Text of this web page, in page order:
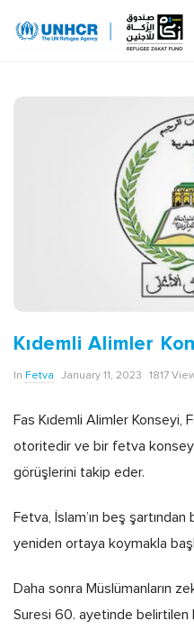
Z
o
g
Kıdemli Alimler
In Fetva January 11, 2023 1817
Fas Kıdemli Alimler Konseyi,
otoritedir ve bir fetva
görüşlerini takip eder.
Fetva, İslam’ın beş
yeniden ortaya koymakla
Daha sonra Müslümanların
Suresi 60. ayetinde belirtilen